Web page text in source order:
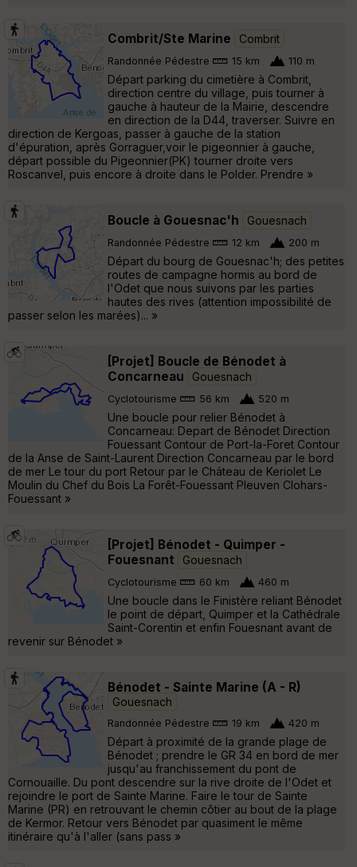
Combrit/Ste Marine Combrit
Randonnée Pédestre 15 km 110 m
Départ parking du cimetière à Combrit,
direction centre du village, puis tourner à
gauche à hauteur de la Mairie, descendre
en direction de la D44, traverser. Suivre en
direction de Kergoas, passer à gauche de la station
d'épuration, après Gorraguer,voir le pigeonnier à gauche,
départ possible du Pigeonnier(PK) tourner droite vers
Roscanvel, puis encore à droite dans le Polder. Prendre »
Boucle à Gouesnac'h Gouesnach
Randonnée Pédestre 12 km 200 m
Départ du bourg de Gouesnac'h; des petites
routes de campagne hormis au bord de
l'Odet que nous suivons par les parties
hautes des rives (attention impossibilité de
passer selon les marées)... »
[Projet] Boucle de Bénodet à
Concarneau
Gouesnach
Cyclotourisme 56 km 520 m
Une boucle pour relier Bénodet à
Concarneau: Depart de Bénodet Direction
Fouessant Contour de Port-la-Foret Contour
de la Anse de Saint-Laurent Direction Concarneau par le bord
de mer Le tour du port Retour par le Château de Keriolet Le
Moulin du Chef du Bois La Forêt-Fouessant Pleuven Clohars-
Fouessant »
[Projet] Bénodet - Quimper -
Fouesnant
Gouesnach
Cyclotourisme 60 km 460 m
Une boucle dans le Finistère reliant Bénodet
le point de départ, Quimper et la Cathédrale
Saint-Corentin et enfin Fouesnant avant de
revenir sur Bénodet »
Bénodet - Sainte Marine (A - R)
Gouesnach
Randonnée Pédestre 19 km 420 m
Départ à proximité de la grande plage de
Bénodet ; prendre le GR 34 en bord de mer
jusqu'au franchissement du pont de
Cornouaille. Du pont descendre sur la rive droite de l'Odet et
rejoindre le port de Sainte Marine. Faire le tour de Sainte
Marine (PR) en retrouvant le chemin côtier au bout de la plage
de Kermor. Retour vers Bénodet par quasiment le même
itinéraire qu'à l'aller (sans pass »